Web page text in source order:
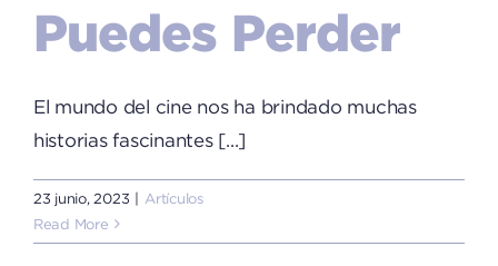
Puedes Perder
El mundo del cine nos ha brindado muchas
historias fascinantes [...]
23 junio, 2023 | Artículos
Read More